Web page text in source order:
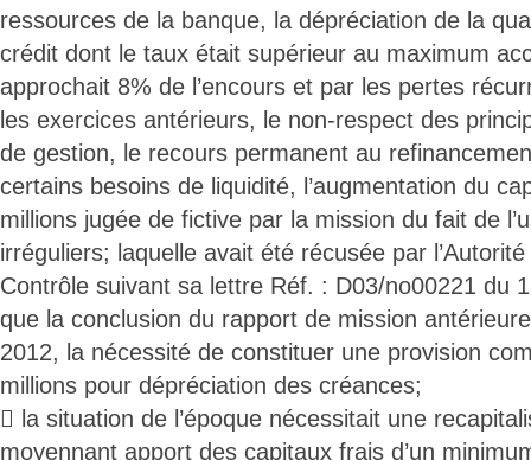
ressources de la banque, la dépréciation de la
crédit dont le taux était supérieur au maximum
approchait 8% de l’encours et par les pertes
les exercices antérieurs, le non-respect des
de gestion, le recours permanent au
certains besoins de liquidité, l’augmentation du
millions jugée de fictive par la mission du fait de
irréguliers; laquelle avait été récusée par
Contrôle suivant sa lettre Réf. : D03/no00221 du
que la conclusion du rapport de mission
2012, la nécessité de constituer une provision
millions pour dépréciation des créances;
 la situation de l’époque nécessitait une
moyennant apport des capitaux frais d’un